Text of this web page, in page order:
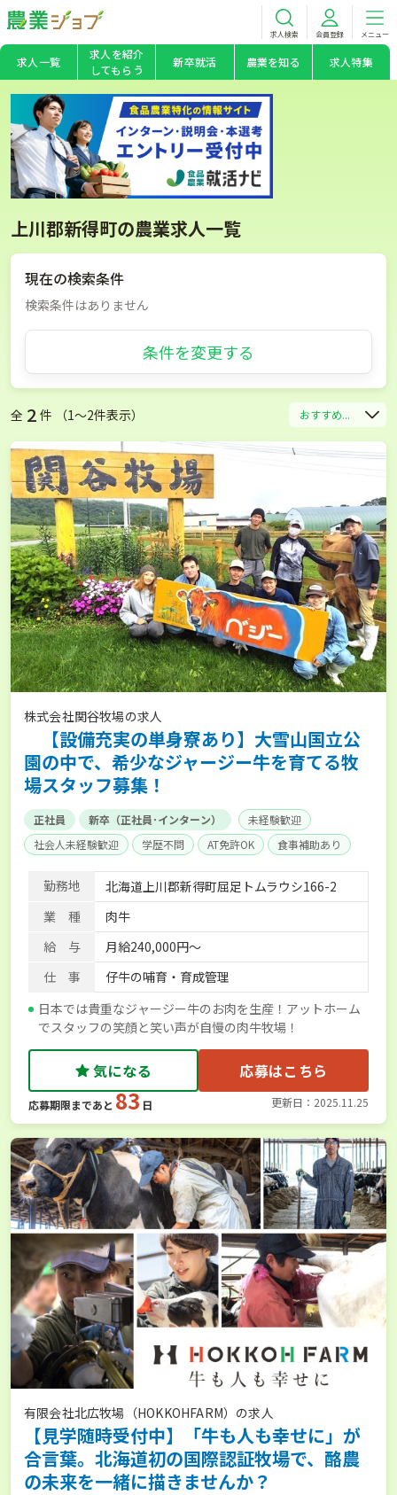
求人検索 会員登録 メニュー
求人一覧
求人を紹介
してもらう
新卒就活 農業を知る 求人特集
上川郡新得町の農業求人一覧
現在の検索条件
検索条件はありません
条件を変更する
全 2 件 （1〜2件表示） おすすめ...
株式会社関谷牧場の求人
【設備充実の単身寮あり】大雪山国立公
園の中で、希少なジャージー牛を育てる牧
場スタッフ募集！
正社員 新卒（正社員･インターン）
未経験歓迎
社会人未経験歓迎
学歴不問 AT免許OK
食事補助あり
賞与実績あり
経験者優遇 社会保険完備 単身寮あり
勤務地
北海道上川郡新得町屈足トムラウシ166-2
業 種
肉牛
給 与
月給240,000円〜
仕 事
仔牛の哺育・育成管理
日本では貴重なジャージー牛のお肉を生産！アットホーム
でスタッフの笑顔と笑い声が自慢の肉牛牧場！
気になる 応募はこちら
応募期限まであと 83 日 更新日：2025.11.25
有限会社北広牧場（HOKKOHFARM）の求人
【見学随時受付中】「牛も人も幸せに」が
合言葉。北海道初の国際認証牧場で、酪農
の未来を一緒に描きませんか？